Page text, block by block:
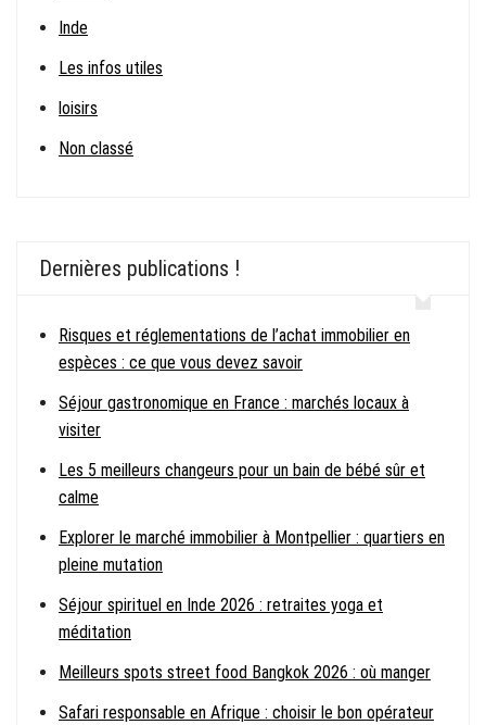
Inde
Les infos utiles
loisirs
Non classé
Dernières publications !
Risques et réglementations de l’achat immobilier en
espèces : ce que vous devez savoir
Séjour gastronomique en France : marchés locaux à
visiter
Les 5 meilleurs changeurs pour un bain de bébé sûr et
calme
Explorer le marché immobilier à Montpellier : quartiers en
pleine mutation
Séjour spirituel en Inde 2026 : retraites yoga et
méditation
Meilleurs spots street food Bangkok 2026 : où manger
Safari responsable en Afrique : choisir le bon opérateur